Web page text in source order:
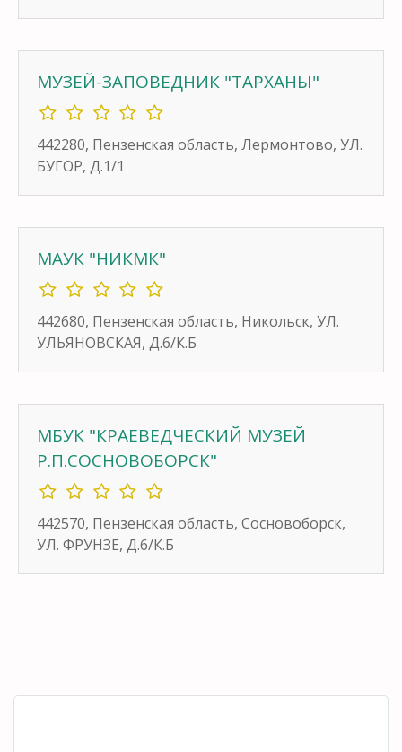
МУЗЕЙ-ЗАПОВЕДНИК "ТАРХАНЫ"
442280, Пензенская область, Лермонтово, УЛ.
БУГОР, Д.1/1
МАУК "НИКМК"
442680, Пензенская область, Никольск, УЛ.
УЛЬЯНОВСКАЯ, Д.6/К.Б
МБУК "КРАЕВЕДЧЕСКИЙ МУЗЕЙ
Р.П.СОСНОВОБОРСК"
442570, Пензенская область, Сосновоборск,
УЛ. ФРУНЗЕ, Д.6/К.Б